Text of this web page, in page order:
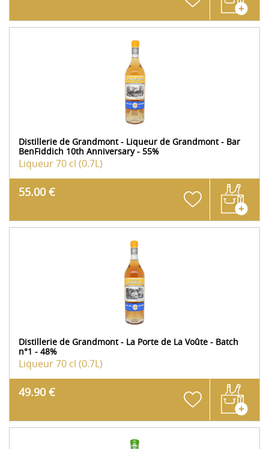
Distillerie de Grandmont - Liqueur de Grandmont - Bar
BenFiddich 10th Anniversary - 55%
Liqueur70 cl (0.7L)
55.00 €
Distillerie de Grandmont - La Porte de La Voûte - Batch
n°1 - 48%
Liqueur70 cl (0.7L)
49.90 €